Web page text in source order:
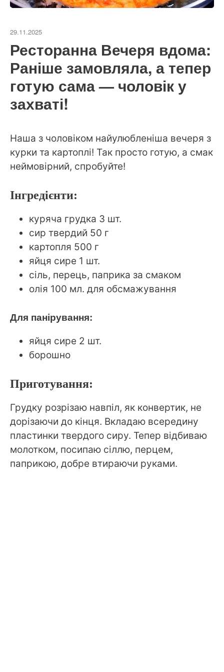
29.11.2025
Ресторанна Вечеря вдома:
Раніше замовляла, а тепер
готую сама — чоловік у
захваті!
Наша з чоловіком найулюбленіша вечеря з
курки та картоплі! Так просто готую, а смак
неймовірний, спробуйте!
Інгредієнти:
куряча грудка 3 шт.
сир твердий 50 г
картопля 500 г
яйця сире 1 шт.
сіль, перець, паприка за смаком
олія 100 мл. для обсмажування
Для панірування:
яйця сире 2 шт.
борошно
Приготування:
Грудку розрізаю навпіл, як конвертик, не
дорізаючи до кінця. Вкладаю всередину
пластинки твердого сиру. Тепер відбиваю
молотком, посипаю сіллю, перцем,
паприкою, добре втираючи руками.